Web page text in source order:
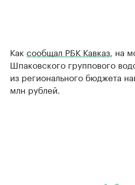
Как сообщал РБК Кавказ , на
Шпаковского группового
из регионального бюджета
млн рублей.